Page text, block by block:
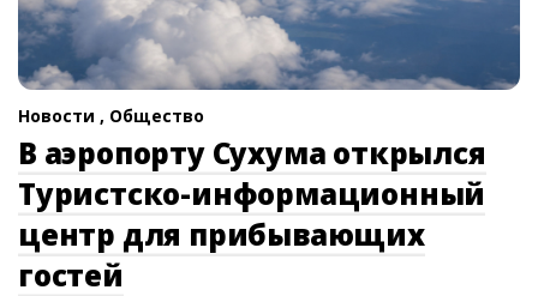
Новости , Общество
В аэропорту Сухума открылся
Туристско-информационный
центр для прибывающих
гостей